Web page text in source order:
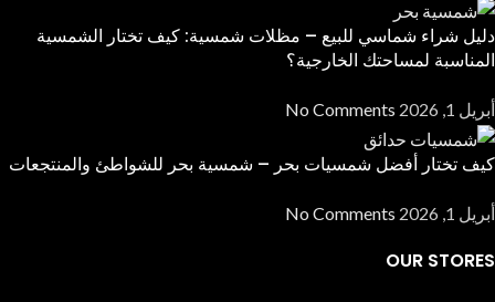
دليل شراء شماسي للبيع – مظلات شمسية: كيف تختار الشمسية
المناسبة لمساحتك الخارجية؟
أبريل 1, 2026 No Comments
كيف تختار أفضل شمسيات بحر – شمسية بحر للشواطئ والمنتجعات
أبريل 1, 2026 No Comments
OUR STORES